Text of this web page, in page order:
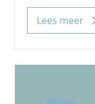
Lees meer